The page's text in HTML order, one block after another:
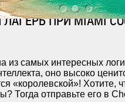
ПРИ MIAMI
самых интересных
оно высоко
«королевской»!
Тогда отправьте его в